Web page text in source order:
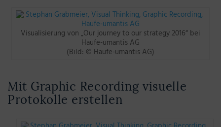
Visualisierung von „Our journey to our strategy 2016“ bei
Haufe-umantis AG
(Bild: © Haufe-umantis AG)
Mit Graphic Recording visuelle
Protokolle erstellen